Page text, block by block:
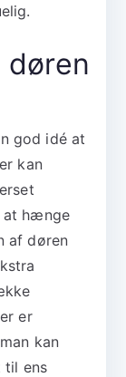
god idé at
kan
at hænge
af døren
er
kan
til ens